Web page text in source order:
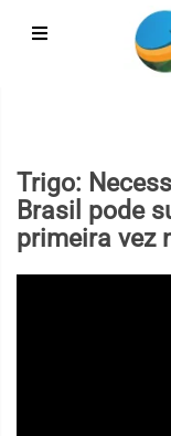
Trigo:
Brasil pode
primeira vez